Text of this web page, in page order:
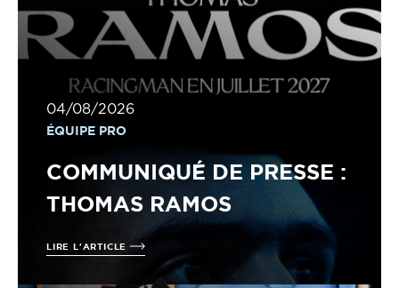
04/08/2026
ÉQUIPE PRO
COMMUNIQUÉ DE PRESSE :
THOMAS RAMOS
LIRE L'ARTICLE